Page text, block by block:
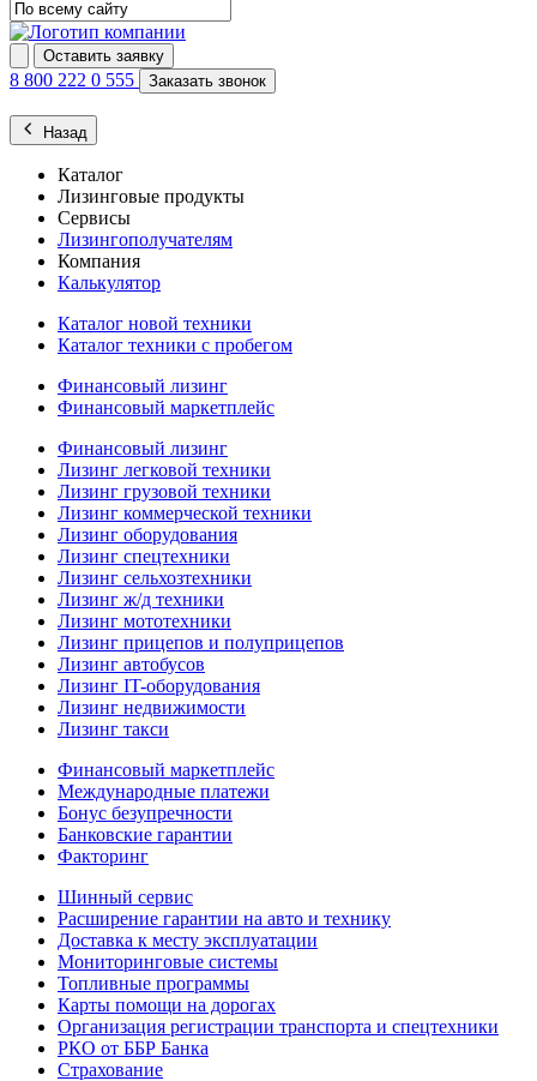
Оставить заявку
8 800 222 0 555 Заказать звонок
Назад
Каталог
Лизинговые продукты
Сервисы
Лизингополучателям
Компания
Калькулятор
Каталог новой техники
Каталог техники с пробегом
Финансовый лизинг
Финансовый маркетплейс
Финансовый лизинг
Лизинг легковой техники
Лизинг грузовой техники
Лизинг коммерческой техники
Лизинг оборудования
Лизинг спецтехники
Лизинг сельхозтехники
Лизинг ж/д техники
Лизинг мототехники
Лизинг прицепов и полуприцепов
Лизинг автобусов
Лизинг IT-оборудования
Лизинг недвижимости
Лизинг такси
Финансовый маркетплейс
Международные платежи
Бонус безупречности
Банковские гарантии
Факторинг
Шинный сервис
Расширение гарантии на авто и технику
Доставка к месту эксплуатации
Мониторинговые системы
Топливные программы
Карты помощи на дорогах
Организация регистрации транспорта и спецтехники
РКО от ББР Банка
Страхование